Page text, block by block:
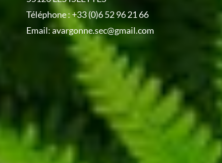
Téléphone :+33 (0)6 52 96 21 66
Email:avargonne.sec@gmail.com